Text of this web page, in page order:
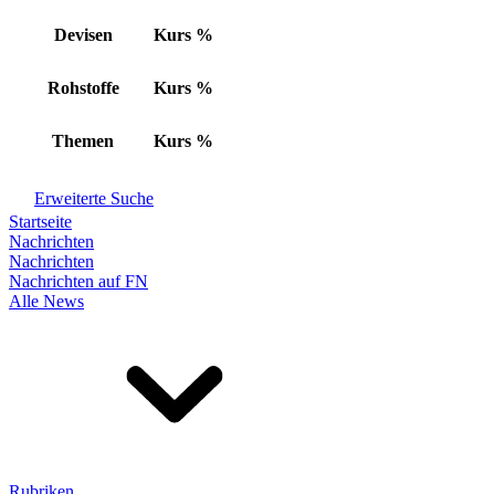
Devisen Kurs %
Rohstoffe Kurs %
Themen Kurs %
Erweiterte Suche
Startseite
Nachrichten
Nachrichten
Nachrichten auf FN
Alle News